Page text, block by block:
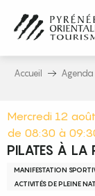
contenu
principal
Accueil Agenda
Mercredi 12
de 08:30 à
PILATES À LA
MANIFESTATION
ACTIVITÉS DE PLEINE